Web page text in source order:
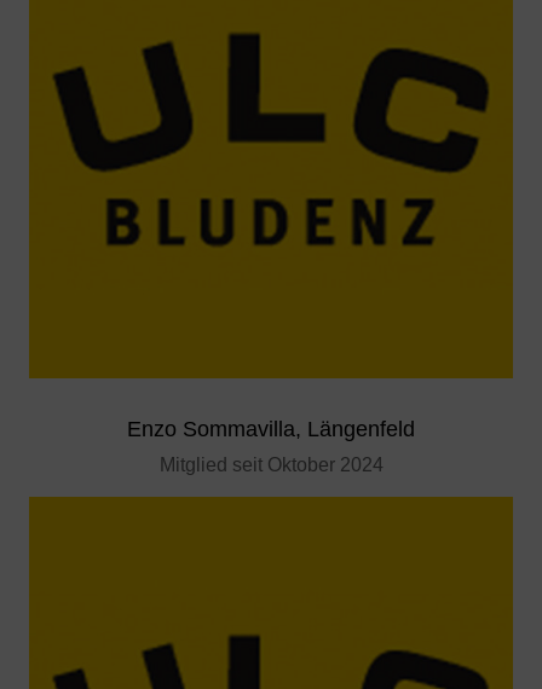
Enzo Sommavilla, Längenfeld
Mitglied seit Oktober 2024